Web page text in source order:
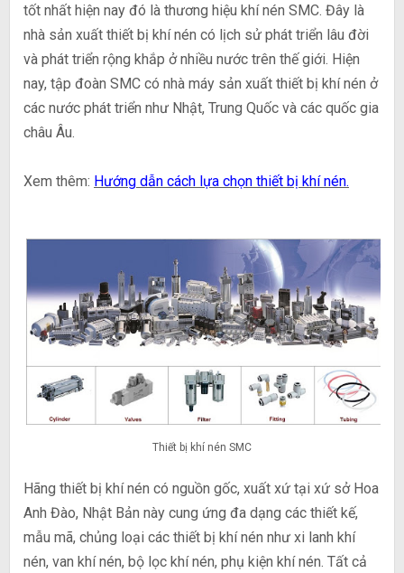
tốt nhất hiện nay đó là thương hiệu khí nén SMC. Đây là
nhà sản xuất thiết bị khí nén có lịch sử phát triển lâu đời
và phát triển rộng khắp ở nhiều nước trên thế giới. Hiện
nay, tập đoàn SMC có nhà máy sản xuất thiết bị khí nén ở
các nước phát triển như Nhật, Trung Quốc và các quốc gia
châu Âu.
Xem thêm: Hướng dẫn cách lựa chọn thiết bị khí nén.
Thiết bị khí nén SMC
Hãng thiết bị khí nén có nguồn gốc, xuất xứ tại xứ sở Hoa
Anh Đào, Nhật Bản này cung ứng đa dạng các thiết kế,
mẫu mã, chủng loại các thiết bị khí nén như xi lanh khí
nén, van khí nén, bộ lọc khí nén, phụ kiện khí nén. Tất cả